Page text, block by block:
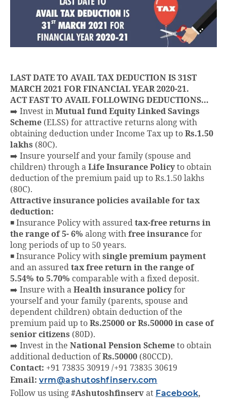
LAST DATE TO AVAIL TAX DEDUCTION IS 31ST
MARCH 2021 FOR FINANCIAL YEAR 2020-21.
ACT FAST TO AVAIL FOLLOWING DEDUCTIONS…
➡️ Invest in Mutual fund Equity Linked Savings
Scheme (ELSS) for attractive returns along with
obtaining deduction under Income Tax up to Rs.1.50
lakhs (80C).
➡️ Insure yourself and your family (spouse and
children) through a Life Insurance Policyto obtain
deduction of the premium paid up to Rs.1.50 lakhs
(80C).
Attractive insurance policies available for tax
deduction:
◾ Insurance Policy with assured tax-free returns in
the range of 5- 6% along with free insurance for
long periods of up to 50 years.
◾ Insurance Policy with single premium payment
and an assured tax free return in the range of
5.54% to 5.70% comparable with a fixed deposit.
➡️ Insure with a Health insurance policyfor
yourself and your family (parents, spouse and
dependent children) obtain deduction of the
premium paid up to Rs.25000 or Rs.50000 in case of
senior citizens (80D).
➡️ Invest in the National Pension Scheme to obtain
additional deduction ofRs.50000 (80CCD).
Contact: +91 73835 30919 /+91 73835 30619
Email: vrm@ashutoshfinserv.com
Follow us using #Ashutoshfinserv at Facebook,